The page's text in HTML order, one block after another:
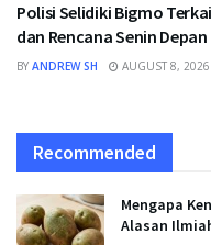
Polisi Selidiki Bigmo
dan Rencana Senin Depan
BY ANDREW SH AUGUST 8, 2026
Recommended
Mengapa
Alasan